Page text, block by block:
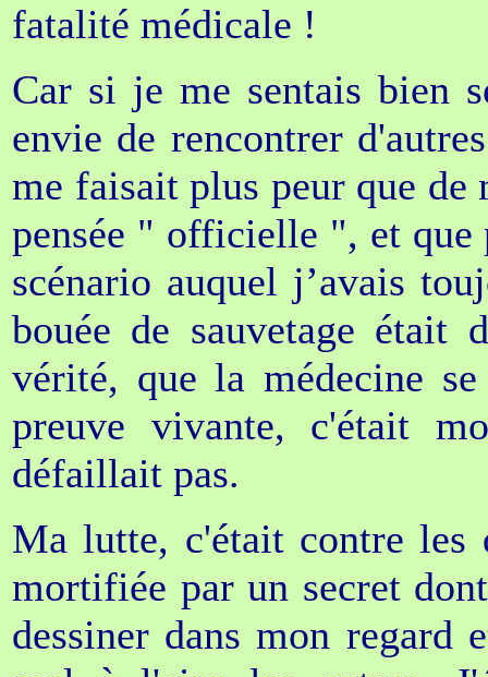
fatalité médicale !
Car si je me sentais bien
envie de rencontrer
me faisait plus peur que de
pensée " officielle ", et
scénario auquel j’avais
bouée de sauvetage
vérité, que la médecine
preuve vivante, c'était
défaillait pas.
Ma lutte, c'était contre les
mortifiée par un secret
dessiner dans mon regard